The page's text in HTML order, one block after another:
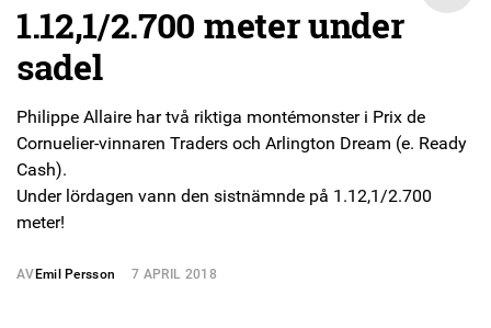
1.12,1/2.700 meter under
sadel
Philippe Allaire har två riktiga montémonster i Prix de
Cornuelier-vinnaren Traders och Arlington Dream (e. Ready
Cash).
Under lördagen vann den sistnämnde på 1.12,1/2.700
meter!
AV Emil Persson 7 APRIL 2018